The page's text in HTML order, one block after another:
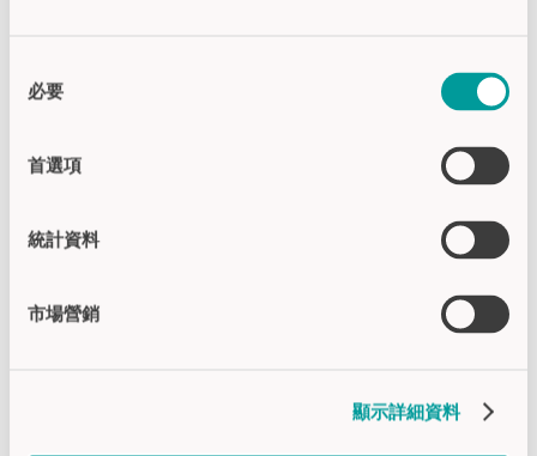
必要
首選項
統計資料
市場營銷
顯示詳細資料
+ 了解监事会